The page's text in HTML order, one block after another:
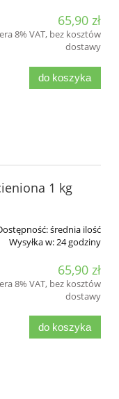
65,90 zł
8% VAT, bez kosztów
dostawy
do koszyka
1 kg
średnia ilość
Wysyłka w:24 godziny
65,90 zł
8% VAT, bez kosztów
dostawy
do koszyka